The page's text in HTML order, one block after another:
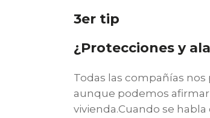
3er tip
¿Protecciones y
Todas las compañías
aunque podemos afirmar
vivienda.Cuando se